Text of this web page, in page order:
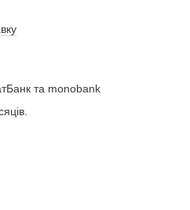
та monobank